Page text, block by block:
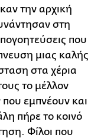
την αρχική
στη
που
μιας καλής
στα χέρια
το μέλλον
εμπνέουν και
πήρε το κοινό
Φίλοι που